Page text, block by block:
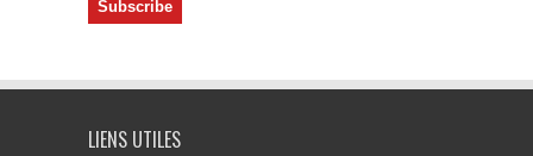
LIENS UTILES